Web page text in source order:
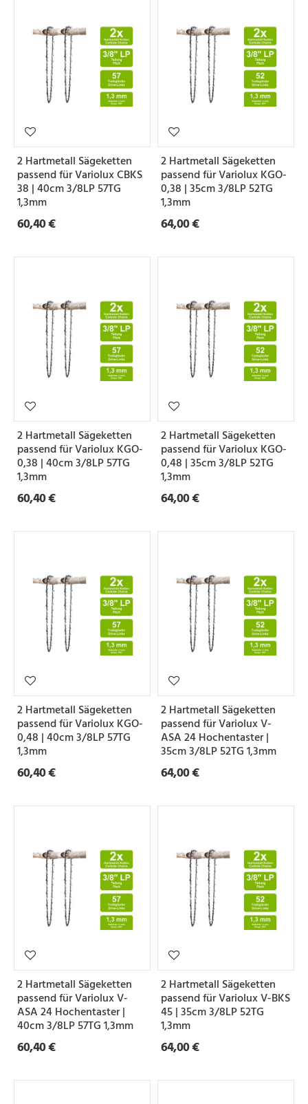
2 Hartmetall Sägeketten
passend für Variolux CBKS
38 | 40cm 3/8LP 57TG
1,3mm
60,40 €
2 Hartmetall Sägeketten
passend für Variolux KGO-
0,38 | 35cm 3/8LP 52TG
1,3mm
64,00 €
2 Hartmetall Sägeketten
passend für Variolux KGO-
0,38 | 40cm 3/8LP 57TG
1,3mm
60,40 €
2 Hartmetall Sägeketten
passend für Variolux KGO-
0,48 | 35cm 3/8LP 52TG
1,3mm
64,00 €
2 Hartmetall Sägeketten
passend für Variolux KGO-
0,48 | 40cm 3/8LP 57TG
1,3mm
60,40 €
2 Hartmetall Sägeketten
passend für Variolux V-
ASA 24 Hochentaster |
35cm 3/8LP 52TG 1,3mm
64,00 €
2 Hartmetall Sägeketten
passend für Variolux V-
ASA 24 Hochentaster |
40cm 3/8LP 57TG 1,3mm
60,40 €
2 Hartmetall Sägeketten
passend für Variolux V-BKS
45 | 35cm 3/8LP 52TG
1,3mm
64,00 €